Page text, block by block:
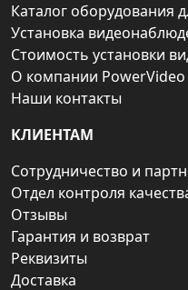
Каталог оборудования
Установка
Стоимость установки
О компании PowerVideo
Наши контакты
КЛИЕНТАМ
Сотрудничество и
Отдел контроля
Отзывы
Гарантия и возврат
Реквизиты
Доставка